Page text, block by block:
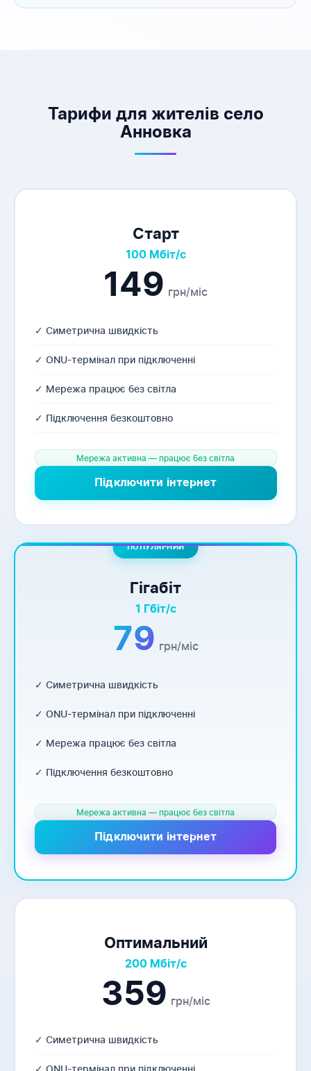
Тарифи для жителів село
Анновка
Старт
100 Мбіт/с
149 грн/міс
✓ Симетрична швидкість
✓ ONU-термінал при підключенні
✓ Мережа працює без світла
✓ Підключення безкоштовно
Мережа активна — працює без світла
Підключити інтернет
ПОПУЛЯРНИЙ
Гігабіт
1 Гбіт/с
79 грн/міс
✓ Симетрична швидкість
✓ ONU-термінал при підключенні
✓ Мережа працює без світла
✓ Підключення безкоштовно
Мережа активна — працює без світла
Підключити інтернет
Оптимальний
200 Мбіт/с
359 грн/міс
✓ Симетрична швидкість
✓ ONU-термінал при підключенні